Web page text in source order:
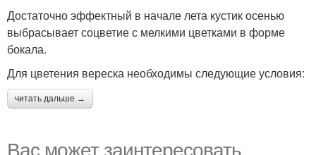
Достаточно эффектный в начале лета кустик осенью
выбрасывает соцветие с мелкими цветками в форме
бокала.
Для цветения вереска необходимы следующие условия:
читать дальше →
Вас может заинтересовать